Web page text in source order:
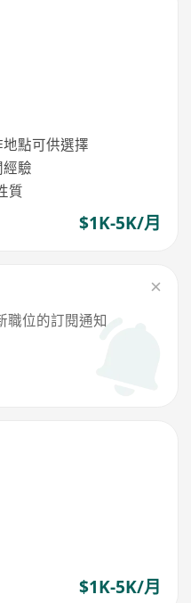
點可供選擇
驗
質
$1K-5K/月
職位的訂閱通知
$1K-5K/月